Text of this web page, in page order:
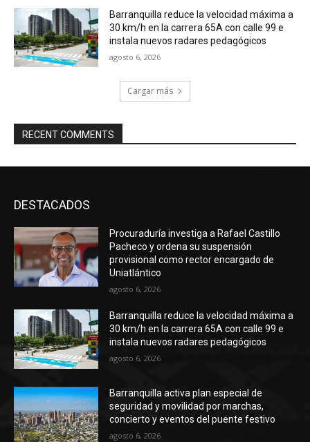
Barranquilla reduce la velocidad máxima a
30 km/h en la carrera 65A con calle 99 e
instala nuevos radares pedagógicos
agosto 6, 2026
Cargar más
RECENT COMMENTS
DESTACADOS
Procuraduría investiga a Rafael Castillo
Pacheco y ordena su suspensión
provisional como rector encargado de
Uniatlántico
agosto 6, 2026
Barranquilla reduce la velocidad máxima a
30 km/h en la carrera 65A con calle 99 e
instala nuevos radares pedagógicos
agosto 6, 2026
Barranquilla activa plan especial de
seguridad y movilidad por marchas,
concierto y eventos del puente festivo
agosto 6, 2026